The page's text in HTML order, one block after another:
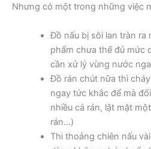
Nhưng có một trong những việc
Đồ nấu bị sôi lan tràn
phẩm chưa thể đủ mức
cần xử lý vùng nước
Đồ rán chút nữa thì
ngay tức khắc để mà
nhiều cá rán, lật mặt
rán…)
Thi thoảng chiên nấu